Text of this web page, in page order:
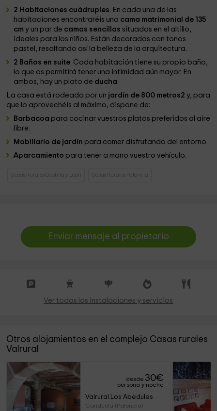
2 Habitaciones cuádruples. En cada una de las
habitaciones encontraréis una cama matrimonial de 135
cm y un par de camas sencillas situadas en el altillo,
ideales para los niños. Están decoradas con tonos
pastel, resaltando así la belleza de la arquitectura.
2 Baños en suite. Cada habitación tiene su propio baño,
lo que os permitirá tener una intimidad aún mayor. En
ambos, hay un plato de ducha.
La casa está rodeada por un jardín de 800 metros2 y, para
que lo aprovechéis al máximo, dispone de:
Barbacoa para cocinar vuestros platos preferidos al aire
libre.
Mobiliario de jardín para comer disfrutando del entorno.
Aparcamiento para tener a mano vuestro vehículo.
Casas Rurales Castilla y León Casas Rurales Palencia
Enviar mensaje al propietario
Ver todas las instalaciones y servicios
Otros alojamientos en el complejo Casas rurales
Valrural
desde 30€
persona y noche
Valrural Los Abedules
Canduela (Palencia)